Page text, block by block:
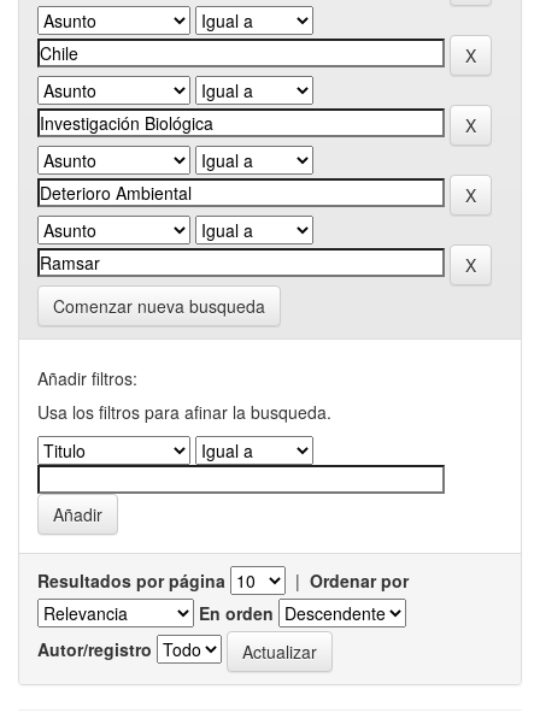
Comenzar nueva busqueda
Añadir filtros:
Usa los filtros para afinar la busqueda.
Resultados por página | Ordenar por
En orden
Autor/registro